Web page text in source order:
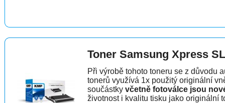
Toner Samsung Xpress
Při výrobě tohoto toneru se z důvodu
tonerů využívá 1x použitý originální
součástky včetně fotoválce jsou
životnost i kvalitu tisku jako originální